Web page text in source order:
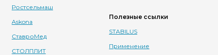
Ростсельмаш
Askona
СтавроМед
СТОЛПЛИТ
Полезные ссылки
STABILUS
Применение